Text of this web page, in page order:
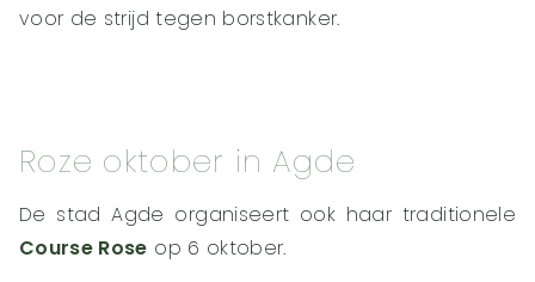
voor de strijd tegen borstkanker.
Roze oktober in Agde
De stad Agde organiseert ook haar traditionele
Course Rose op 6 oktober.